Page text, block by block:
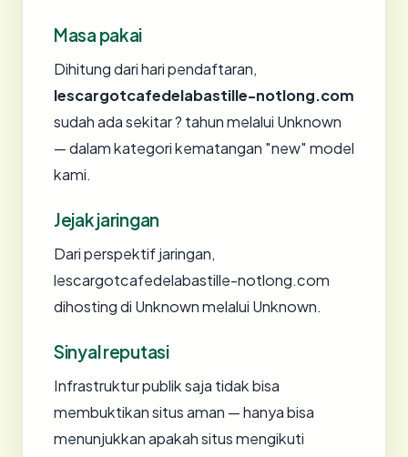
Masa pakai
Dihitung dari hari pendaftaran,
lescargotcafedelabastille-notlong.com
sudah ada sekitar ? tahun melalui Unknown
— dalam kategori kematangan "new" model
kami.
Jejak jaringan
Dari perspektif jaringan,
lescargotcafedelabastille-notlong.com
dihosting di Unknown melalui Unknown.
Sinyal reputasi
Infrastruktur publik saja tidak bisa
membuktikan situs aman — hanya bisa
menunjukkan apakah situs mengikuti